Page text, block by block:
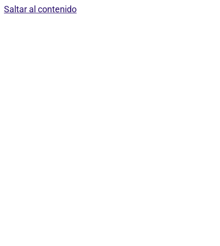
Saltar al contenido